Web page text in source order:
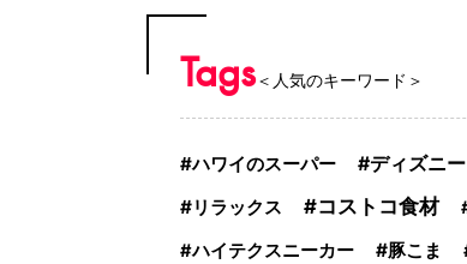
Tags＜人気のキーワード＞
ハワイのスーパー ディズニー
リラックス コストコ食材
ハイテクスニーカー 豚こま